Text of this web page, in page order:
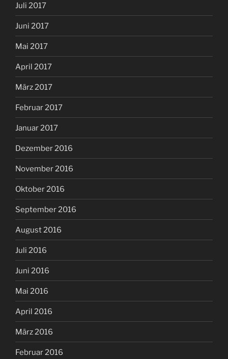
Juli 2017
Juni 2017
Mai 2017
April 2017
März 2017
Februar 2017
Januar 2017
Dezember 2016
November 2016
Oktober 2016
September 2016
August 2016
Juli 2016
Juni 2016
Mai 2016
April 2016
März 2016
Februar 2016